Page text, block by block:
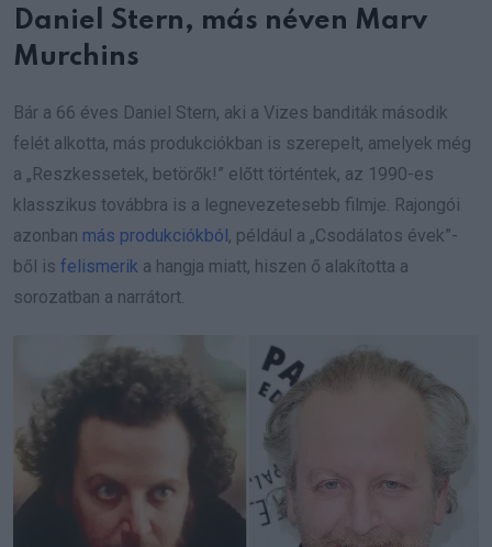
Daniel Stern, más néven Marv
Murchins
Bár a 66 éves Daniel Stern, aki a Vizes banditák második
felét alkotta, más produkciókban is szerepelt, amelyek még
a „Reszkessetek, betörők!” előtt történtek, az 1990-es
klasszikus továbbra is a legnevezetesebb filmje. Rajongói
azonban más produkciókból, például a „Csodálatos évek”-
ből is felismerik a hangja miatt, hiszen ő alakította a
sorozatban a narrátort.